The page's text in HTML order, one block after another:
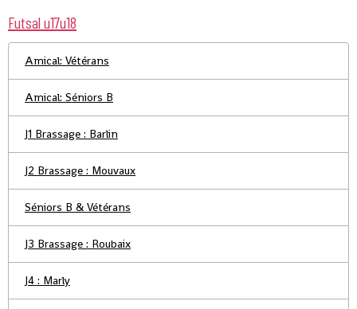
Futsal u17u18
Amical: Vétérans
Amical: Séniors B
J1 Brassage : Barlin
J2 Brassage : Mouvaux
Séniors B & Vétérans
J3 Brassage : Roubaix
J4 : Marly